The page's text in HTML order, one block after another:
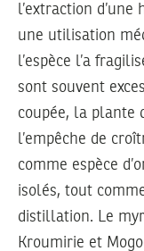
l’extraction
une utilisation
l’espèce l’a
sont souvent
coupée, la plante
l’empêche de
comme espèce
isolés, tout
distillation. Le
Kroumirie et